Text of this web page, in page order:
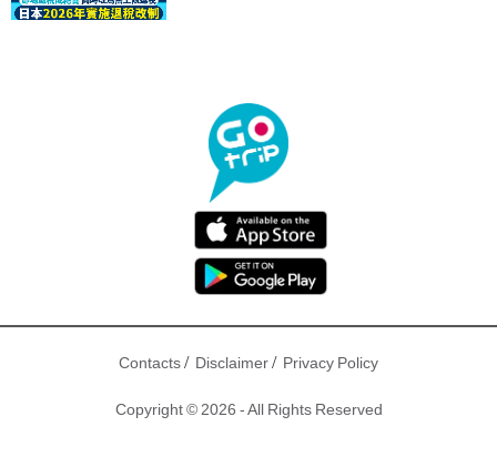
Contacts/ Disclaimer/ Privacy Policy
Copyright © 2026 - All Rights Reserved